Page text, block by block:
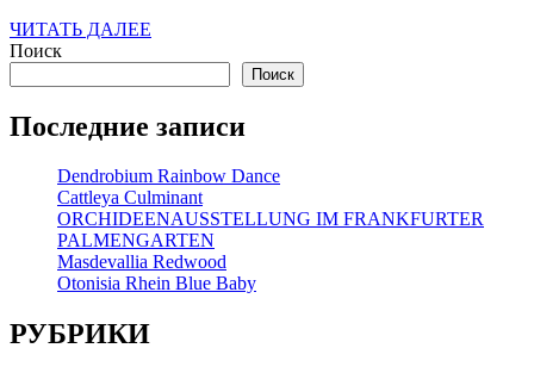
ЧИТАТЬ ДАЛЕЕ
Поиск
Поиск
Последние записи
Dendrobium Rainbow Dance
Cattleya Culminant
ORCHIDEENAUSSTELLUNG IM FRANKFURTER
PALMENGARTEN
Masdevallia Redwood
Otonisia Rhein Blue Baby
РУБРИКИ